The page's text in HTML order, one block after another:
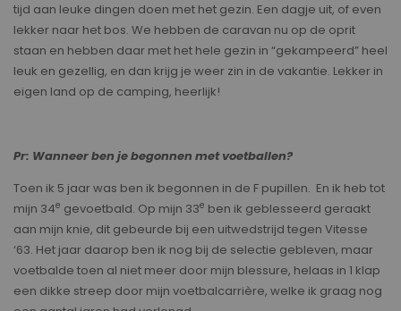
tijd aan leuke dingen doen met het gezin. Een dagje uit, of even
lekker naar het bos. We hebben de caravan nu op de oprit
staan en hebben daar met het hele gezin in “gekampeerd” heel
leuk en gezellig, en dan krijg je weer zin in de vakantie. Lekker in
eigen land op de camping, heerlijk!
Pr: Wanneer ben je begonnen met voetballen?
Toen ik 5 jaar was ben ik begonnen in de F pupillen. En ik heb tot
mijn 34e gevoetbald. Op mijn 33e ben ik geblesseerd geraakt
aan mijn knie, dit gebeurde bij een uitwedstrijd tegen Vitesse
‘63. Het jaar daarop ben ik nog bij de selectie gebleven, maar
voetbalde toen al niet meer door mijn blessure, helaas in 1 klap
een dikke streep door mijn voetbalcarrière, welke ik graag nog